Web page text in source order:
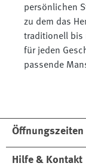
persönlichen
zu dem das
traditionell bis
für jeden
passende
Öffnungszeiten
Hilfe & Kontakt